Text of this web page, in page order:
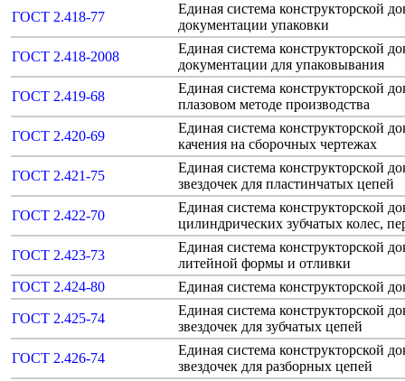
ГОСТ 2.418-77
Единая система конструкторской
документации упаковки
ГОСТ 2.418-2008
Единая система конструкторской
документации для упаковывания
ГОСТ 2.419-68
Единая система конструкторской
плазовом методе производства
ГОСТ 2.420-69
Единая система конструкторской
качения на сборочных чертежах
ГОСТ 2.421-75
Единая система конструкторской
звездочек для пластинчатых цепей
ГОСТ 2.422-70
Единая система конструкторской
цилиндрических зубчатых колес,
ГОСТ 2.423-73
Единая система конструкторской
литейной формы и отливки
ГОСТ 2.424-80
Единая система конструкторской
ГОСТ 2.425-74
Единая система конструкторской
звездочек для зубчатых цепей
ГОСТ 2.426-74
Единая система конструкторской
звездочек для разборных цепей